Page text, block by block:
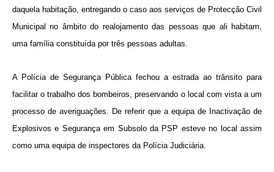
daquela habitação, entregando o caso aos serviços de Protecção Civil
Municipal no âmbito do realojamento das pessoas que ali habitam,
uma família constituída por três pessoas adultas.
A Polícia de Segurança Pública fechou a estrada ao trânsito para
facilitar o trabalho dos bombeiros, preservando o local com vista a um
processo de averiguações. De referir que a equipa de Inactivação de
Explosivos e Segurança em Subsolo da PSP esteve no local assim
como uma equipa de inspectores da Polícia Judiciária.